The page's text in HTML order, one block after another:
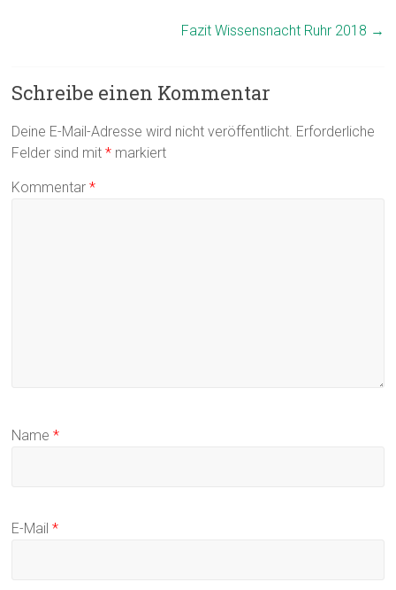
Fazit Wissensnacht Ruhr 2018 →
Schreibe einen Kommentar
Deine E-Mail-Adresse wird nicht veröffentlicht. Erforderliche
Felder sind mit* markiert
Kommentar*
Name*
E-Mail*